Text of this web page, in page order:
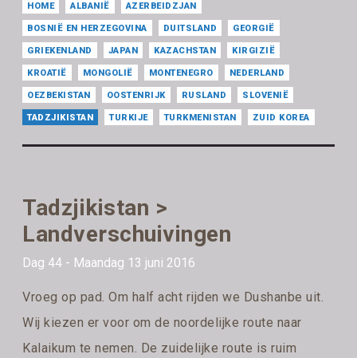
HOME ALBANIË AZERBEIDZJAN
BOSNIË EN HERZEGOVINA DUITSLAND GEORGIË
GRIEKENLAND JAPAN KAZACHSTAN KIRGIZIË
KROATIË MONGOLIË MONTENEGRO NEDERLAND
OEZBEKISTAN OOSTENRIJK RUSLAND SLOVENIË
TADZJIKISTAN TURKIJE TURKMENISTAN ZUID KOREA
Tadzjikistan >
Landverschuivingen
Dag 44 - Maandag 13 juni 2016
Vroeg op pad. Om half acht rijden we Dushanbe uit.
Wij kiezen er voor om de noordelijke route naar
Kalaikum te nemen. De zuidelijke route is ruim